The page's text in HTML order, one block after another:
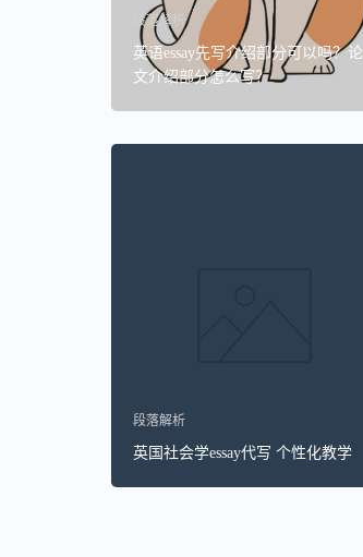
段落解析
英语essay先写介绍部分可以吗？论
文介绍部分怎么写？
段落解析
英国社会学essay代写 个性化教学